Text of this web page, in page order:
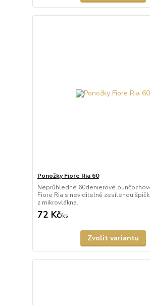
Ponožky Fiore Ria 60
Neprůhledné 60denierové
Fiore Ria s neviditelně zesílenou
z mikrovlákna.
72 Kč/ks
Zvolit variantu